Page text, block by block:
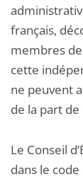
français,
membres
cette
ne peuvent
de la part
Le Conseil
dans le